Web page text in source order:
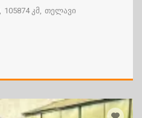
105874 კმ თელავი